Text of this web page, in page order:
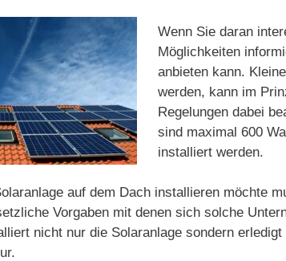
Wenn Sie daran
Möglichkeiten
anbieten kann.
werden, kann im
Regelungen dabei
sind maximal 600
installiert werden.
auf dem Dach installieren möchte
Vorgaben mit denen sich solche
nicht nur die Solaranlage sondern